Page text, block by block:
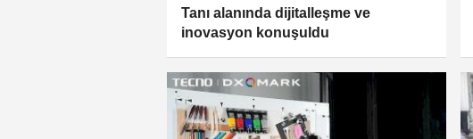
Tanı alanında dijitalleşme ve
inovasyon konuşuldu